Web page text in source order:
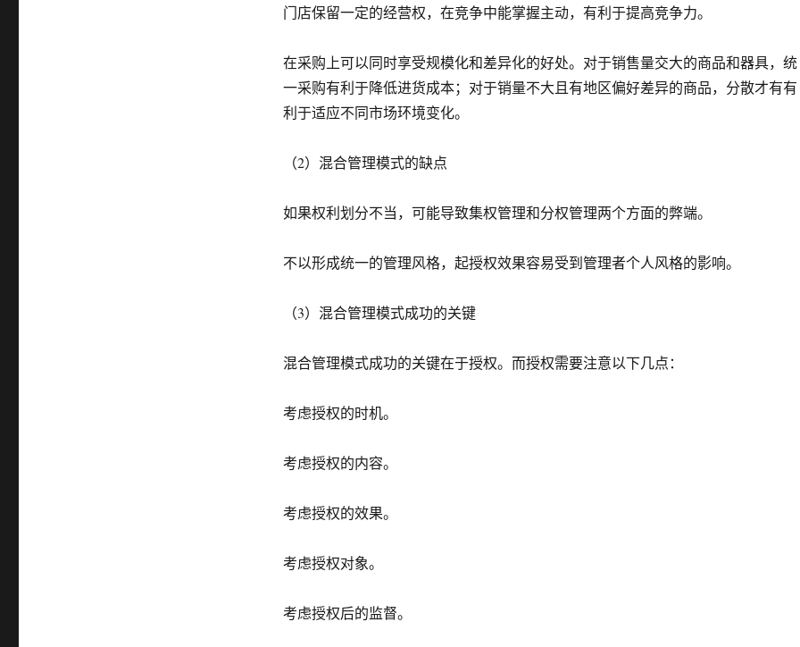
门店保留一定的经营权，在竞争中能掌握主动，有利于提高竞争力。
在采购上可以同时享受规模化和差异化的好处。对于销售量交大的商品和器具，统
一采购有利于降低进货成本；对于销量不大且有地区偏好差异的商品，分散才有有
利于适应不同市场环境变化。
（2）混合管理模式的缺点
如果权利划分不当，可能导致集权管理和分权管理两个方面的弊端。
不以形成统一的管理风格，起授权效果容易受到管理者个人风格的影响。
（3）混合管理模式成功的关键
混合管理模式成功的关键在于授权。而授权需要注意以下几点：
考虑授权的时机。
考虑授权的内容。
考虑授权的效果。
考虑授权对象。
考虑授权后的监督。